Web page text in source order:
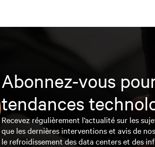
Abonnez-vous
tendances
Recevez régulièrement l’actualité sur les
que les dernières interventions et avis de
le refroidissement des data centers et des